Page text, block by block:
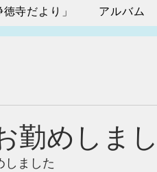
寺だより」 アルバム
勤めしま
しました